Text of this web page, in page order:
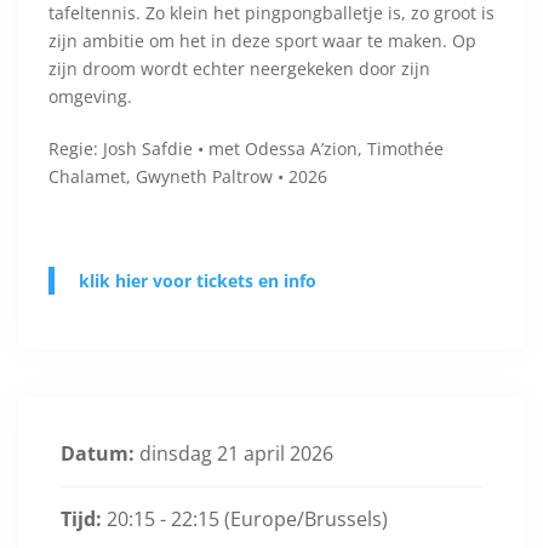
tafeltennis. Zo klein het pingpongballetje is, zo groot is
zijn ambitie om het in deze sport waar te maken. Op
zijn droom wordt echter neergekeken door zijn
omgeving.
Regie: Josh Safdie • met Odessa A’zion, Timothée
Chalamet, Gwyneth Paltrow • 2026
klik hier voor tickets en info
Datum: dinsdag 21 april 2026
Tijd: 20:15 - 22:15(Europe/Brussels)